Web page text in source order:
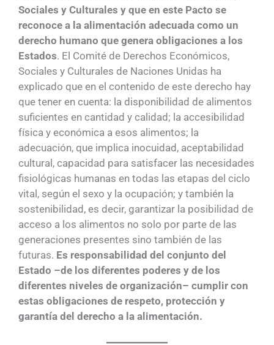
Sociales y Culturales y que en este Pacto se
reconoce a la alimentación adecuada como un
derecho humano que genera obligaciones a los
Estados. El Comité de Derechos Económicos,
Sociales y Culturales de Naciones Unidas ha
explicado que en el contenido de este derecho hay
que tener en cuenta: la disponibilidad de alimentos
suficientes en cantidad y calidad; la accesibilidad
física y económica a esos alimentos; la
adecuación, que implica inocuidad, aceptabilidad
cultural, capacidad para satisfacer las necesidades
fisiológicas humanas en todas las etapas del ciclo
vital, según el sexo y la ocupación; y también la
sostenibilidad, es decir, garantizar la posibilidad de
acceso a los alimentos no solo por parte de las
generaciones presentes sino también de las
futuras. Es responsabilidad del conjunto del
Estado –de los diferentes poderes y de los
diferentes niveles de organización– cumplir con
estas obligaciones de respeto, protección y
garantía del derecho a la alimentación.